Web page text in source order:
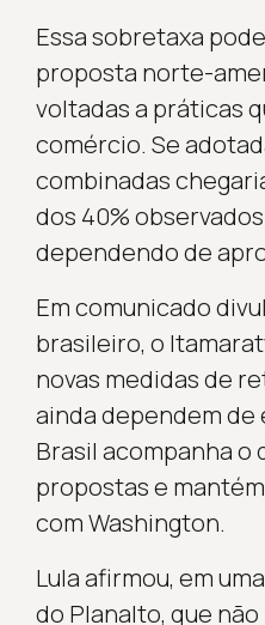
Essa sobretaxa
proposta norte-
voltadas a práticas
comércio. Se
combinadas
dos 40%
dependendo de
Em comunicado
brasileiro, o
novas medidas de
ainda dependem de
Brasil acompanha o
propostas e
com Washington.
Lula afirmou, em
do Planalto, que